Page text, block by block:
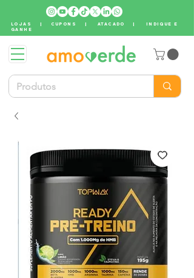
LOJAS | CUPONS |ATACADO | INDIQUE E
GANHE